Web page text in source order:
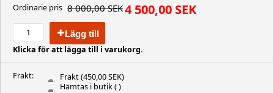
Ordinarie pris 8 000,00 SEK4 500,00 SEK
Lägg till
Klicka för att lägga till i varukorg.
Frakt: Frakt(450,00 SEK)
Hämtas i butik( )